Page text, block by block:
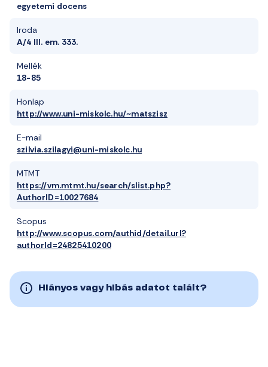
egyetemi docens
Iroda
A/4 III. em. 333.
Mellék
18-85
Honlap
http://www.uni-miskolc.hu/~matszisz
E-mail
szilvia.szilagyi@uni-miskolc.hu
MTMT
https://vm.mtmt.hu/search/slist.php?
AuthorID=10027684
Scopus
http://www.scopus.com/authid/detail.url?
authorId=24825410200
Hiányos vagy hibás adatot talált?